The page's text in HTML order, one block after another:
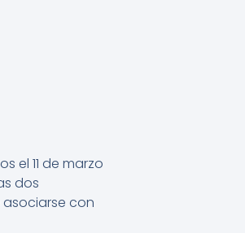
el 11 de marzo
dos
asociarse con